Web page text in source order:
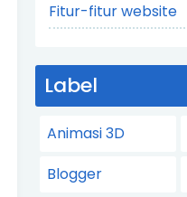
Fitur-fitur website
Label
Animasi 3D
Blogger